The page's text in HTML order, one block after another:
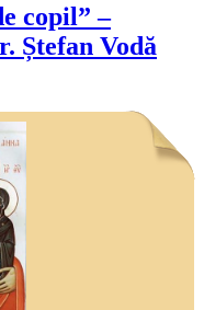
copil” –
Ștefan Vodă